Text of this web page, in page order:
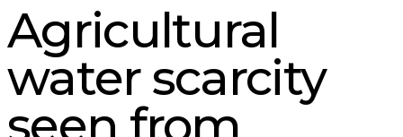
Agricultural
water scarcity
seen from